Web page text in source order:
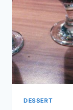
DESSERT